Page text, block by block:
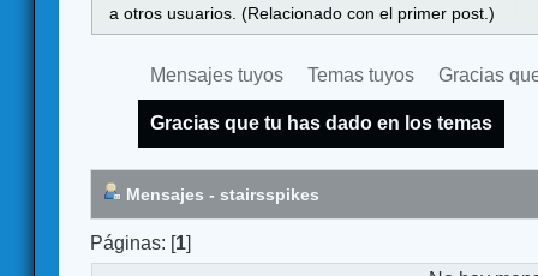
a otros usuarios. (Relacionado con el primer post.)
Mensajes tuyos Temas tuyos Gracias
Gracias que tu has dado en los temas
Mensajes - stairsspikes
Páginas: [1]